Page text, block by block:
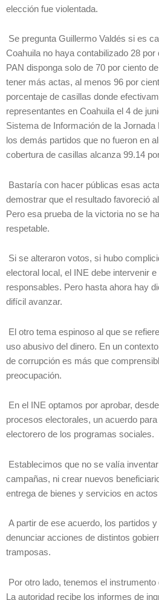
elección fue violentada.
Se pregunta Guillermo Valdés si es
Coahuila no haya contabilizado 28 por
PAN disponga solo de 70 por ciento
tener más actas, al menos 96 por
porcentaje de casillas donde
representantes en Coahuila el 4 de
Sistema de Información de la
los demás partidos que no fueron en
cobertura de casillas alcanza 99.14
Bastaría con hacer públicas esas
demostrar que el resultado favoreció
Pero esa prueba de la victoria no se
respetable.
Si se alteraron votos, si hubo
electoral local, el INE debe intervenir
responsables. Pero hasta ahora hay
difícil avanzar.
El otro tema espinoso al que se
uso abusivo del dinero. En un
de corrupción es más que
preocupación.
En el INE optamos por aprobar,
procesos electorales, un acuerdo
electorero de los programas sociales.
Establecimos que no se valía
campañas, ni crear nuevos
entrega de bienes y servicios en
A partir de ese acuerdo, los partidos
denunciar acciones de distintos
tramposas.
Por otro lado, tenemos el
La autoridad recibe los informes de